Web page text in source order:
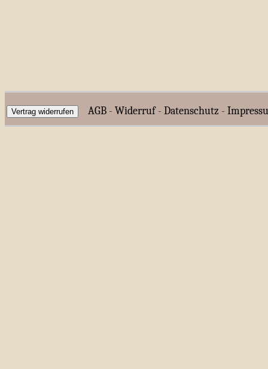
Vertrag widerrufen AGB - Widerruf- Datenschutz -